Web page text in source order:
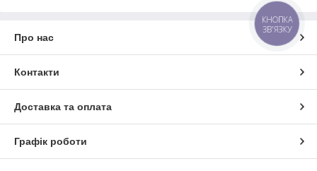
Про нас
Контакти
Доставка та оплата
Графік роботи
КНОПКА
ЗВ'ЯЗКУ